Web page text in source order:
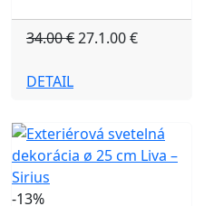
34.00 €27.1.00 €
DETAIL
-13%